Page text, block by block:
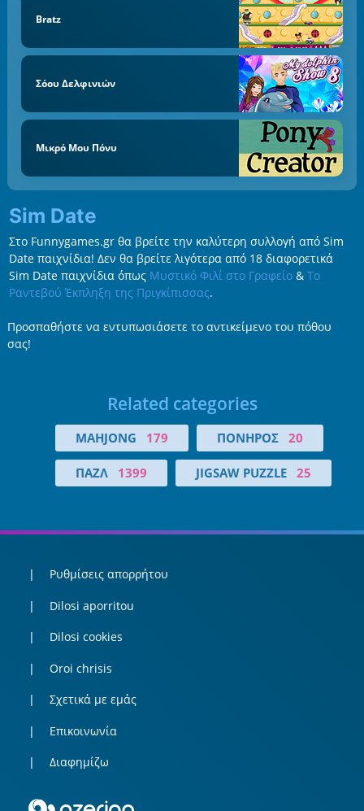
Bratz
Σόου Δελφινιών
Μικρό Μου Πόνυ
Sim Date
Στο Funnygames.gr θα βρείτε την καλύτερη συλλογή από Sim
Date παιχνίδια! Δεν θα βρείτε λιγότερα από 18 διαφορετικά
Sim Date παιχνίδια όπως Μυστικό Φιλί στο Γραφείο& Το
Ραντεβού Έκπληξη της Πριγκίπισσας.
Προσπαθήστε να εντυπωσιάσετε το αντικείμενο του πόθου
σας!
Related categories
MAHJONG 179 ΠΟΝΗΡΌΣ 20
ΠΑΖΛ 1399 JIGSAW PUZZLE 25
Ρυθμίσεις απορρήτου
Dilosi aporritou
Dilosi cookies
Oroi chrisis
Σχετικά με εμάς
Επικοινωνία
Διαφημίζω